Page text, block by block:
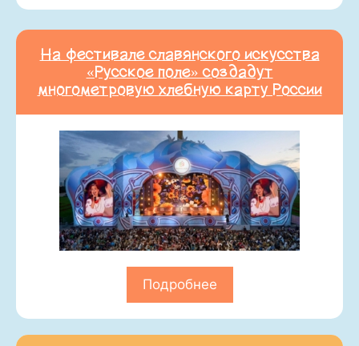
На фестивале славянского искусства
«Русское поле» создадут
многометровую хлебную карту России
Подробнее